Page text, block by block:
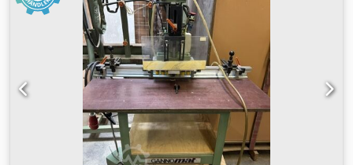
Drehzahlbereichen die durch einfaches und schnelles
Umlegen des Keilriemens gewechselt werden können alles
funktioniert einwandfrei die Maschine wird von uns
persönlich deutschlandweit für 220 Euro ausgeliefert und
vorgeführt, dadurch haben Sie beim Kauf kein Risiko ideal
für die Produktion von Möbeln, Türen, Treppen und
ähnlichen Sachen da mit der Bohrmaschine auch sehr
langsame Drehzahlen möglich sind, haben die Bohrer
hohe Standzeiten, sie glühen auch bei Hartholz nicht aus,